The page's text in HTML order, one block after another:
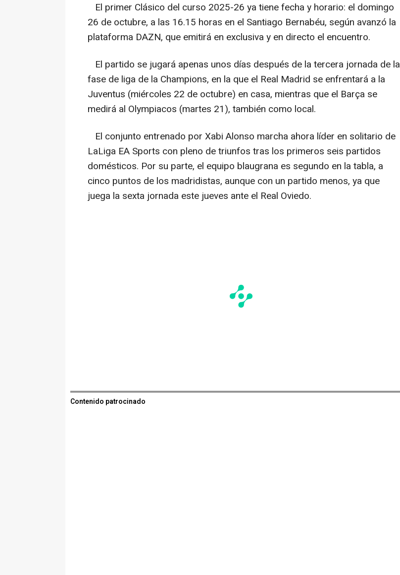
El primer Clásico del curso 2025-26 ya tiene fecha y horario: el domingo
26 de octubre, a las 16.15 horas en el Santiago Bernabéu, según avanzó la
plataforma DAZN, que emitirá en exclusiva y en directo el encuentro.
El partido se jugará apenas unos días después de la tercera jornada de la
fase de liga de la Champions, en la que el Real Madrid se enfrentará a la
Juventus (miércoles 22 de octubre) en casa, mientras que el Barça se
medirá al Olympiacos (martes 21), también como local.
El conjunto entrenado por Xabi Alonso marcha ahora líder en solitario de
LaLiga EA Sports con pleno de triunfos tras los primeros seis partidos
domésticos. Por su parte, el equipo blaugrana es segundo en la tabla, a
cinco puntos de los madridistas, aunque con un partido menos, ya que
juega la sexta jornada este jueves ante el Real Oviedo.
Contenido patrocinado